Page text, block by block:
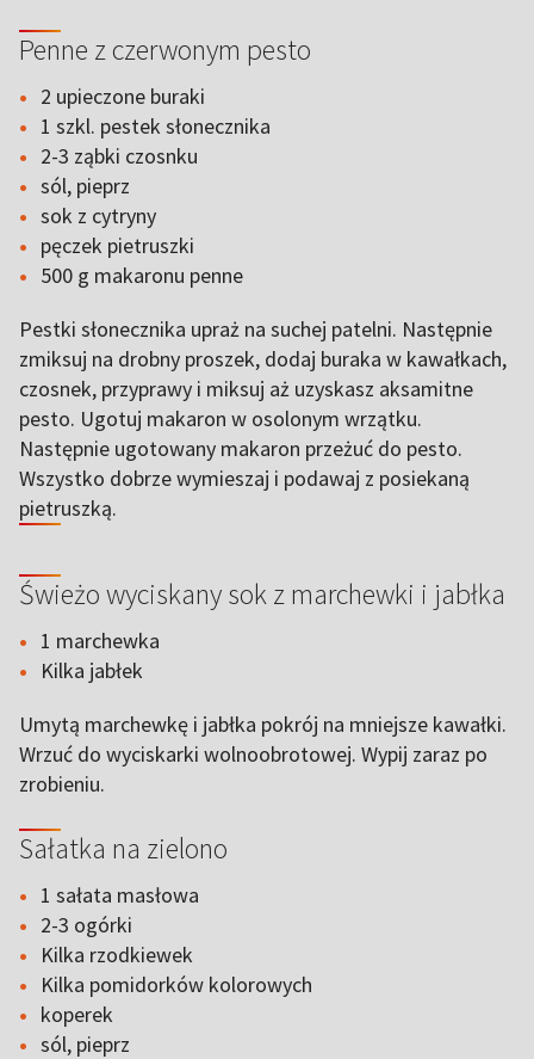
Penne z czerwonym pesto
2 upieczone buraki
1 szkl. pestek słonecznika
2-3 ząbki czosnku
sól, pieprz
sok z cytryny
pęczek pietruszki
500 g makaronu penne
Pestki słonecznika upraż na suchej patelni. Następnie
zmiksuj na drobny proszek, dodaj buraka w kawałkach,
czosnek, przyprawy i miksuj aż uzyskasz aksamitne
pesto. Ugotuj makaron w osolonym wrzątku.
Następnie ugotowany makaron przeżuć do pesto.
Wszystko dobrze wymieszaj i podawaj z posiekaną
pietruszką.
Świeżo wyciskany sok z marchewki i jabłka
1 marchewka
Kilka jabłek
Umytą marchewkę i jabłka pokrój na mniejsze kawałki.
Wrzuć do wyciskarki wolnoobrotowej. Wypij zaraz po
zrobieniu.
Sałatka na zielono
1 sałata masłowa
2-3 ogórki
Kilka rzodkiewek
Kilka pomidorków kolorowych
koperek
sól, pieprz